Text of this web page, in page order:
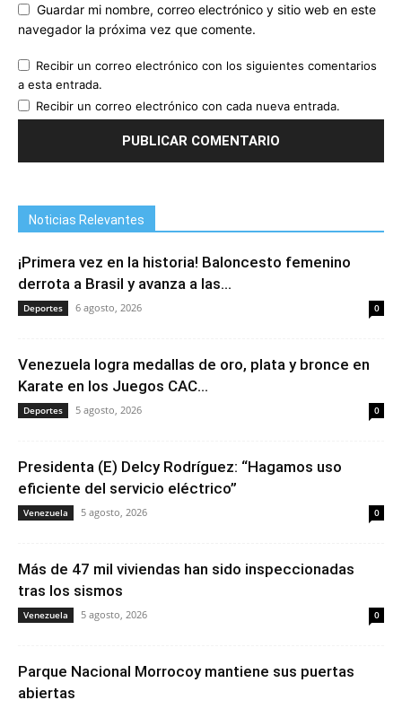
Guardar mi nombre, correo electrónico y sitio web en este
navegador la próxima vez que comente.
Recibir un correo electrónico con los siguientes comentarios
a esta entrada.
Recibir un correo electrónico con cada nueva entrada.
Noticias Relevantes
¡Primera vez en la historia! Baloncesto femenino
derrota a Brasil y avanza a las...
Deportes 6 agosto, 2026 0
Venezuela logra medallas de oro, plata y bronce en
Karate en los Juegos CAC...
Deportes 5 agosto, 2026 0
Presidenta (E) Delcy Rodríguez: “Hagamos uso
eficiente del servicio eléctrico”
Venezuela 5 agosto, 2026 0
Más de 47 mil viviendas han sido inspeccionadas
tras los sismos
Venezuela 5 agosto, 2026 0
Parque Nacional Morrocoy mantiene sus puertas
abiertas